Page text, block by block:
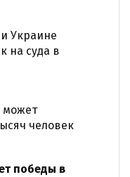
Украине
на суда в
может
человек
победы в